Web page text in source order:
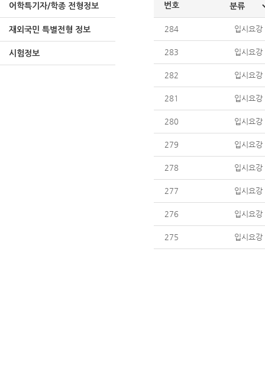
어학특기자/학종 전형정보
재외국민 특별전형 정보
시험정보
번호
284 입시요강
283 입시요강
282 입시요강
281 입시요강
280 입시요강
279 입시요강
278 입시요강
277 입시요강
276 입시요강
275 입시요강